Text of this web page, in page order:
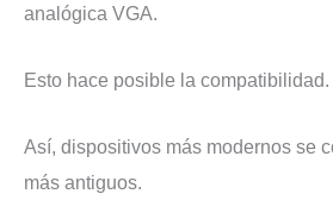
analógica VGA.
Esto hace posible la compatibilidad.
Así, dispositivos más modernos se
más antiguos.